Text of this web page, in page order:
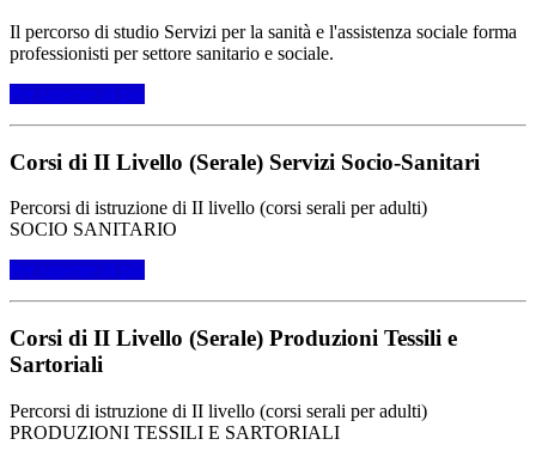
Il percorso di studio Servizi per la sanità e l'assistenza sociale forma
professionisti per settore sanitario e sociale.
Per saperne di più
Corsi di II Livello (Serale) Servizi Socio-Sanitari
Percorsi di istruzione di II livello (corsi serali per adulti)
SOCIO SANITARIO
Per saperne di più
Corsi di II Livello (Serale) Produzioni Tessili e
Sartoriali
Percorsi di istruzione di II livello (corsi serali per adulti)
PRODUZIONI TESSILI E SARTORIALI